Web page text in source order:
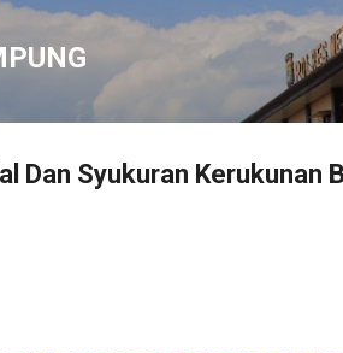
Langsung ke konten utama
Dan Syukuran Kerukunan